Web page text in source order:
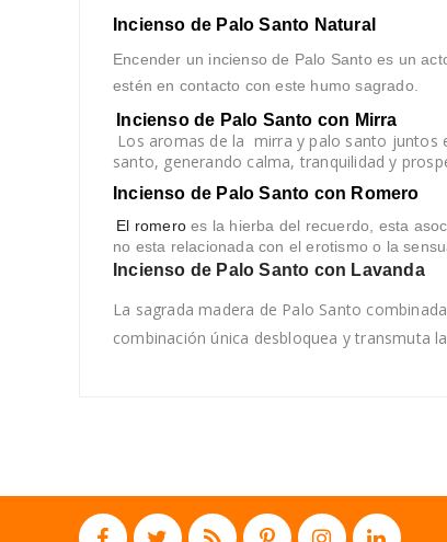
Incienso de Palo Santo Natural
Encender un incienso de Palo Santo es un
estén en contacto con este humo sagrado.
Incienso de Palo Santo con Mirra
Los aromas de la mirra y palo santo juntos
santo, generando calma, tranquilidad y
Incienso de Palo Santo con Romero
El romeroes la hierba del recuerdo, esta
no esta relacionada con el erotismo o la
Incienso de Palo Santo con Lavanda
La sagrada madera de Palo Santo
combinación única desbloquea y transmuta